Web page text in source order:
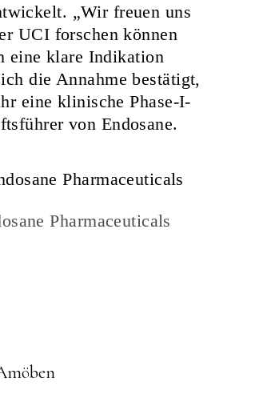
„Wir freuen uns
UCI forschen können
eine klare Indikation
die Annahme bestätigt,
eine klinische Phase-I-
von Endosane.
Pharmaceuticals